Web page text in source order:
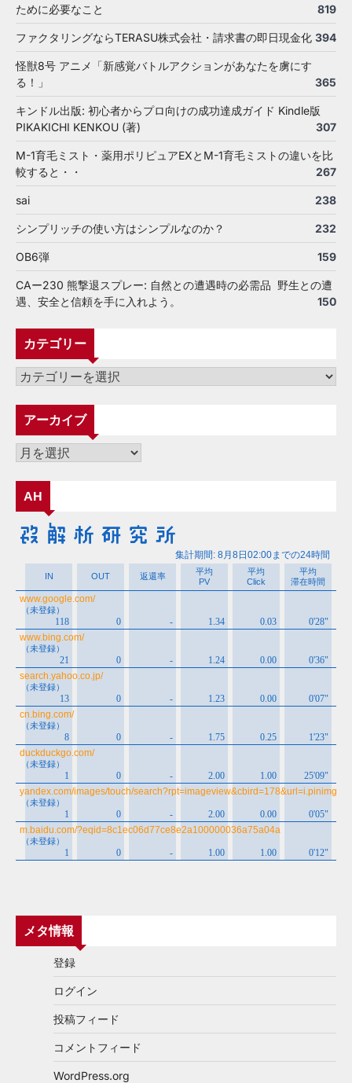
ために必要なこと
819
ファクタリングならTERASU株式会社・請求書の即日現金化 394
怪獣8号 アニメ「新感覚バトルアクションがあなたを虜にす
る！」
365
キンドル出版: 初心者からプロ向けの成功達成ガイド Kindle版
PIKAKICHI KENKOU (著)
307
M-1育毛ミスト・薬用ポリピュアEXとM-1育毛ミストの違いを比
較すると・・
267
sai 238
シンプリッチの使い方はシンプルなのか？ 232
OB6弾 159
CAー230 熊撃退スプレー: 自然との遭遇時の必需品 野生との遭
遇、安全と信頼を手に入れよう。
150
カテゴリー
カ
ゴ
リ
ー
アーカイブ
ア
カ
イ
ブ
AH
メタ情報
登録
ログイン
投稿フィード
コメントフィード
WordPress.org